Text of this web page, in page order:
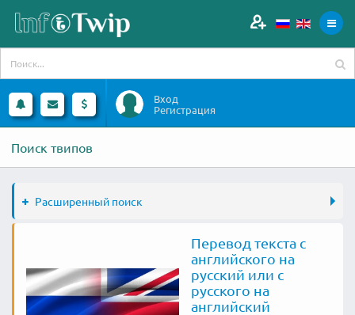
Вход
Регистрация
Поиск твипов
Расширенный поиск
Перевод текста с
английского на
русский или с
русского на
английский